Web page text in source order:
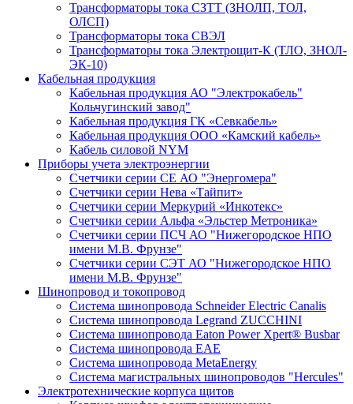
Трансформаторы тока СЗТТ (ЗНОЛП, ТОЛ,
ОЛСП)
Трансформаторы тока СВЭЛ
Трансформаторы тока Электрощит-К (ТЛО, ЗНОЛ-
ЭК-10)
Кабельная продукция
Кабельная продукция АО "Электрокабель"
Кольчугинский завод"
Кабельная продукция ГК «Севкабель»
Кабельная продукция ООО «Камский кабель»
Кабель силовой NYM
Приборы учета электроэнергии
Счетчики серии СЕ АО "Энергомера"
Счетчики серии Нева «Тайпит»
Счетчики серии Меркурий «Инкотекс»
Счетчики серии Альфа «Эльстер Метроника»
Счетчики серии ПСЧ АО "Нижегородское НПО
имени М.В. Фрунзе"
Счетчики серии СЭТ АО "Нижегородское НПО
имени М.В. Фрунзе"
Шинопровод и токопровод
Система шинопровода Schneider Electric Canalis
Система шинопровода Legrand ZUCCHINI
Система шинопровода Eaton Power Xpert® Busbar
Система шинопровода EAE
Система шинопровода MetaEnergy
Система магистральных шинопроводов "Hercules"
Электротехнические корпуса щитов